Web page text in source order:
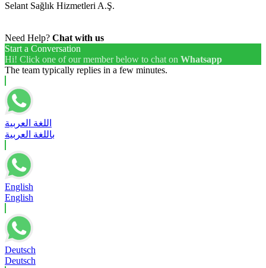
Selant Sağlık Hizmetleri A.Ş.
Need Help? Chat with us
Start a Conversation
Hi! Click one of our member below to chat on Whatsapp
The team typically replies in a few minutes.
اللغة العربية
باللغة العربية
English
English
Deutsch
Deutsch